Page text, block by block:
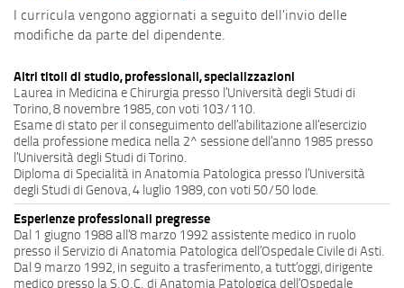
I curricula vengono aggiornati a seguito dell’invio delle
modifiche da parte del dipendente.
Altri titoli di studio, professionali, specializzazioni
Laurea in Medicina e Chirurgia presso l’Università degli Studi di
Torino, 8 novembre 1985, con voti 103/110.
Esame di stato per il conseguimento dell’abilitazione all’esercizio
della professione medica nella 2^ sessione dell’anno 1985 presso
l’Università degli Studi di Torino.
Diploma di Specialità in Anatomia Patologica presso l’Università
degli Studi di Genova, 4 luglio 1989, con voti 50/50 lode.
Esperienze professionali pregresse
Dal 1 giugno 1988 all’8 marzo 1992 assistente medico in ruolo
presso il Servizio di Anatomia Patologica dell’Ospedale Civile di Asti.
Dal 9 marzo 1992, in seguito a trasferimento, a tutt’oggi, dirigente
medico presso la S.O.C. di Anatomia Patologica dell’Ospedale